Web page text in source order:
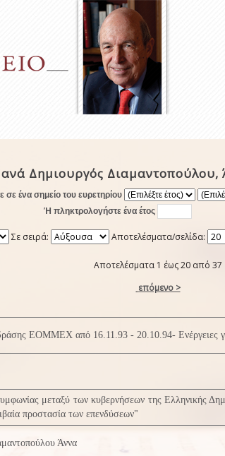
Δημιουργός Διαμαντοπούλου,
σε ένα σημείο του ευρετηρίου
Ή πληκτρολογήστε ένα έτος
Σε σειρά: Αποτελέσματα/σελίδα:
Αποτελέσματα 1 έως 20 από 37
επόμενο >
ΕΟΜΜΕΧ από 16.11.93 - 20.10.94- Ενέργειες
μεταξύ των κυβερνήσεων της Ελληνικής
προστασία των επενδύσεων"
Άννα